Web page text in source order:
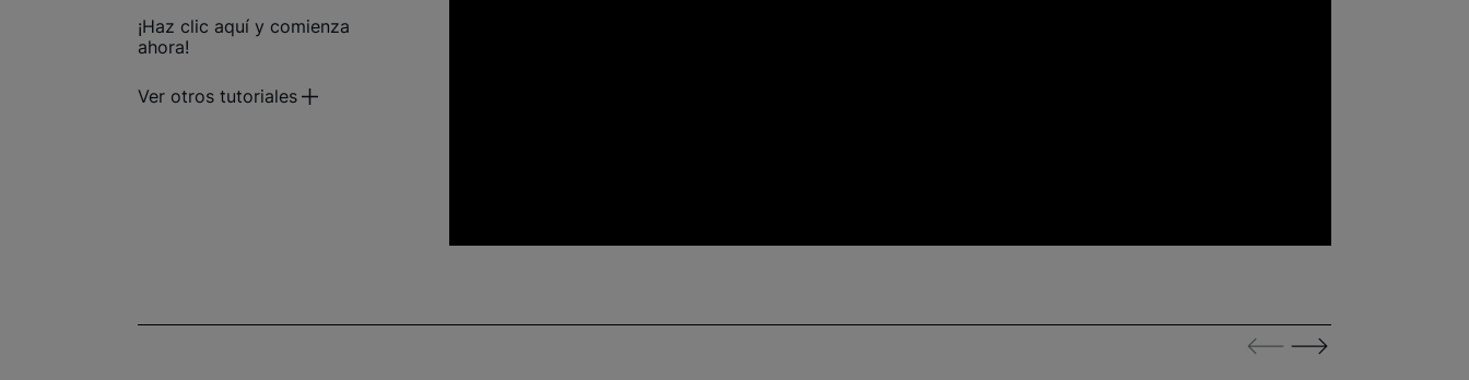
¡Haz clic aquí y comienza
ahora!
Ver otros tutoriales